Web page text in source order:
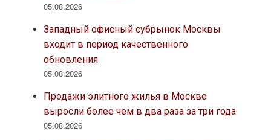
05.08.2026
Западный офисный субрынок Москвы
входит в период качественного
обновления
05.08.2026
Продажи элитного жилья в Москве
выросли более чем в два раза за три года
05.08.2026